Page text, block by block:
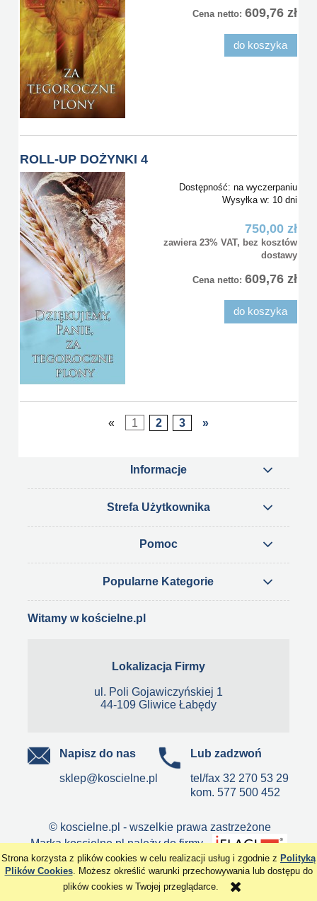
Strona korzysta z plików cookies w celu realizacji usług i zgodnie z Polityką
Plików Cookies. Możesz określić warunki przechowywania lub dostępu do
plików cookies w Twojej przeglądarce.
Cena netto: 609,76 zł
do koszyka
ROLL-UP DOŻYNKI 4
Dostępność: na wyczerpaniu
Wysyłka w: 10 dni
750,00 zł
zawiera 23% VAT, bez kosztów
dostawy
Cena netto: 609,76 zł
do koszyka
« 1 2 3 »
Informacje
Strefa Użytkownika
Pomoc
Popularne Kategorie
Witamy w kościelne.pl
Lokalizacja Firmy
ul. Poli Gojawiczyńskiej 1
44-109 Gliwice Łabędy
Napisz do nas
sklep@koscielne.pl
Lub zadzwoń
tel/fax 32 270 53 29
kom. 577 500 452
© koscielne.pl - wszelkie prawa zastrzeżone
Marka koscielne.pl należy do firmy
pokaż pełną wersję strony
Sklep internetowy Shoper.pl